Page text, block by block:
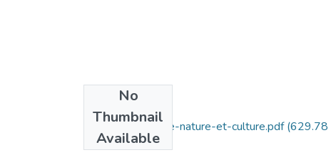
No
Thumbnail
Available
la-résilience-entre-nature-et-culture.pdf(629.78
KB)